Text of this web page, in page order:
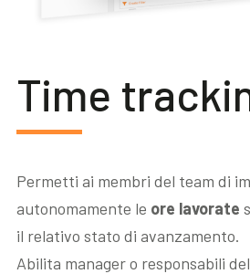
Time
Permetti ai membri del team di
autonomamente le ore lavorate
il relativo stato di avanzamento.
Abilita manager o responsabili